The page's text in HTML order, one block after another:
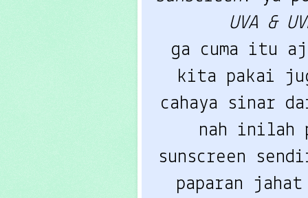
UVA &
ga cuma itu
kita pakai
cahaya sinar
nah inilah
sunscreen
paparan